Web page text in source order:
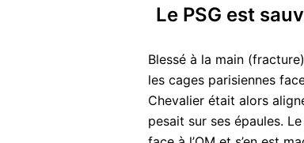
Le PSG est
Blessé à la main
les cages parisiennes
Chevalier était alors
pesait sur ses épaules.